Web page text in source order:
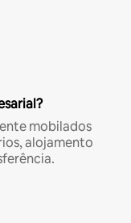
mobilados
alojamento